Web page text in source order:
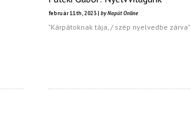
február 11th, 2023 | by Napút Online
"Kárpátoknak tája, / szép nyelvedbe zárva"